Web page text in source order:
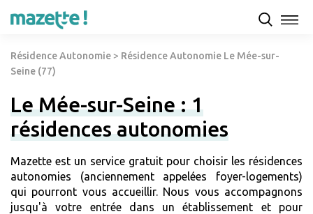
Résidence Autonomie > Résidence Autonomie Le Mée-sur-
Seine (77)
Le Mée-sur-Seine : 1
résidences autonomies
Mazette est un service gratuit pour choisir les résidences
autonomies (anciennement appelées foyer-logements)
qui pourront vous accueillir. Nous vous accompagnons
jusqu'à votre entrée dans un établissement et pour